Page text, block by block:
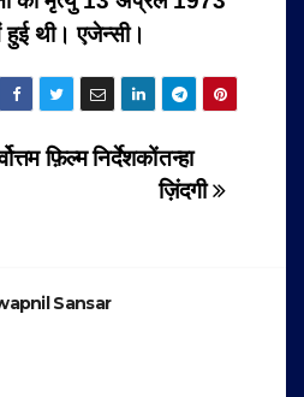
थी। एजेन्सी।
तन्हा
ज़िंदगी
फ़िल्म निर्देशकों
Sansar